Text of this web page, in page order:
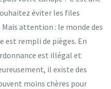
éviter les files
attention : le monde des
est rempli de pièges. En
est illégal et
il existe des
moins chères pour